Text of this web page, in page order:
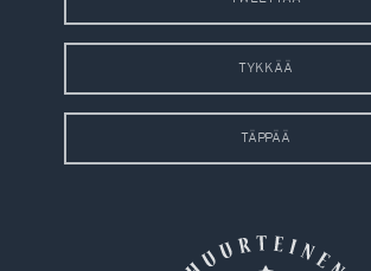
TYKKÄÄ
TÄPPÄÄ